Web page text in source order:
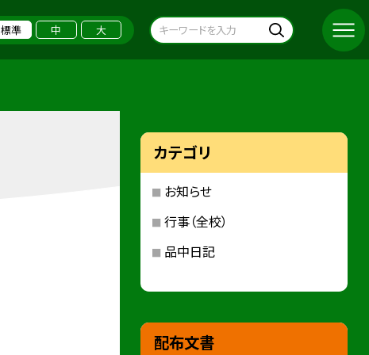
標準 中 大
カテゴリ
お知らせ
行事（全校）
品中日記
配布文書